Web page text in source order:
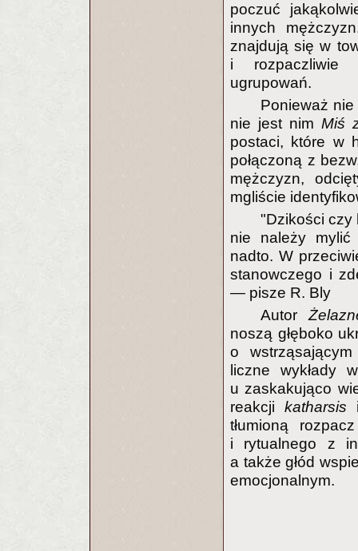
poczuć
innych
znajdują się w
i rozpaczliwie
ugrupowań.
Ponieważ
nie jest nimMiś
postaci, które w
połączoną z
mężczyzn,
mgliście
"Dzikości czy
nie należy
nadto. W
stanowczego i
— pisze R. Bly
Autor
noszą głęboko
o
liczne wykłady
u zaskakująco
reakcji katharsis
tłumioną
i rytualnego z
a także głód
emocjonalnym.